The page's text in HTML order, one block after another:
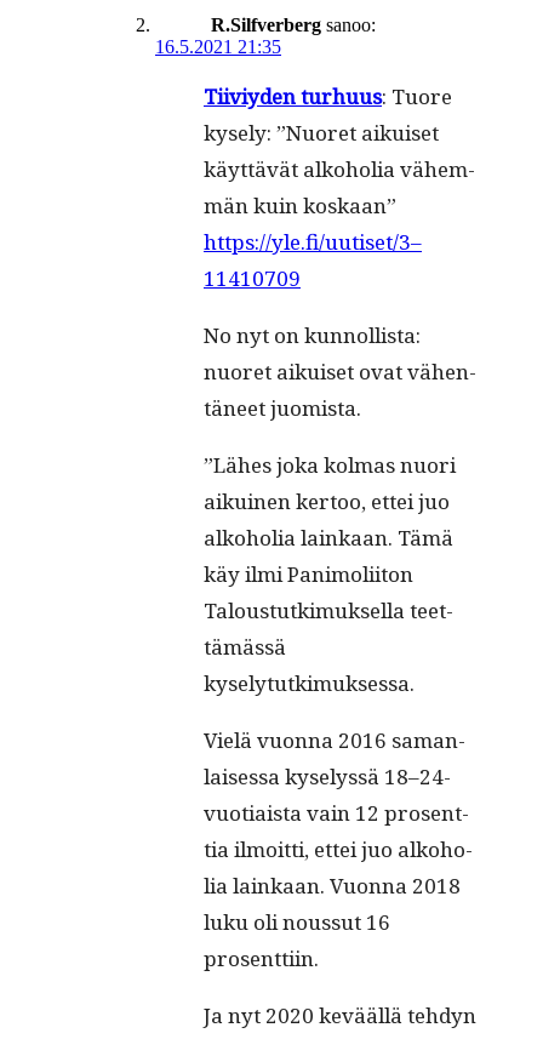
R.Silfverberg sanoo:
16.5.2021 21:35
Tiiviy­den turhu­us: Tuore
kyse­ly: ”Nuoret aikuiset
käyt­tävät alko­ho­lia vähem­
män kuin koskaan”
https://yle.fi/uutiset/3–
11410709
No nyt on kun­nol­lista:
nuoret aikuiset ovat vähen­
täneet juomista.
”Läh­es joka kol­mas nuori
aikuinen ker­too, ettei juo
alko­ho­lia lainkaan. Tämä
käy ilmi Pan­i­moli­iton
Talous­tutkimuk­sel­la teet­
tämässä
kyselytutkimuksessa.
Vielä vuon­na 2016 saman­
laises­sa kyselyssä 18–24-
vuotiaista vain 12 pros­ent­
tia ilmoit­ti, ettei juo alko­ho­
lia lainkaan. Vuon­na 2018
luku oli nous­sut 16
prosenttiin.
Ja nyt 2020 kevääl­lä teh­dyn